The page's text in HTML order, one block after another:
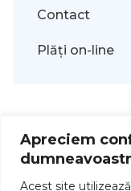
Apreciem
Acest site
Contact
Plăți on-line